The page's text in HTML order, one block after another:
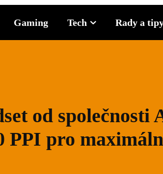
Gaming Tech Rady a
od společnosti
PPI pro